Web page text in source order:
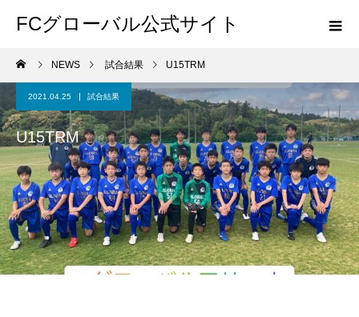
FCグローバル公式サイト
NEWS 試合結果 U15TRM
2021.04.25 試合結果
U15TRM